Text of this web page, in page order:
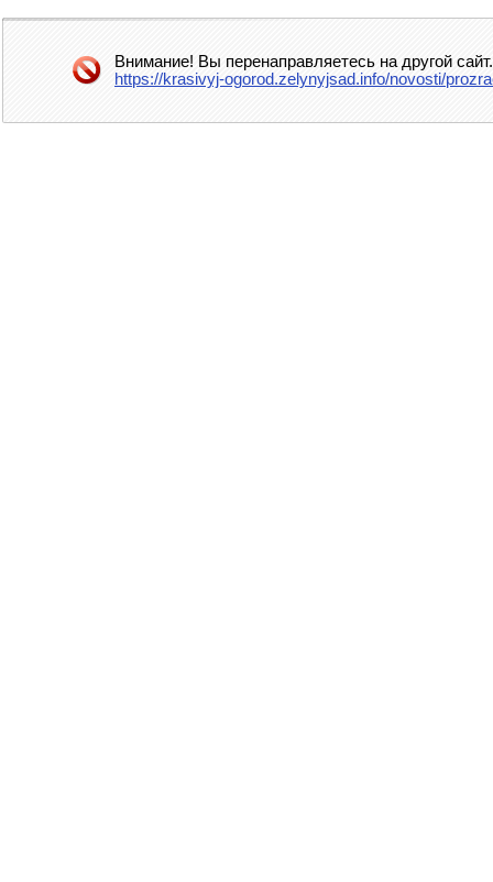
Внимание! Вы перенаправляетесь на другой
https://krasivyj-ogorod.zelynyjsad.info/novosti/